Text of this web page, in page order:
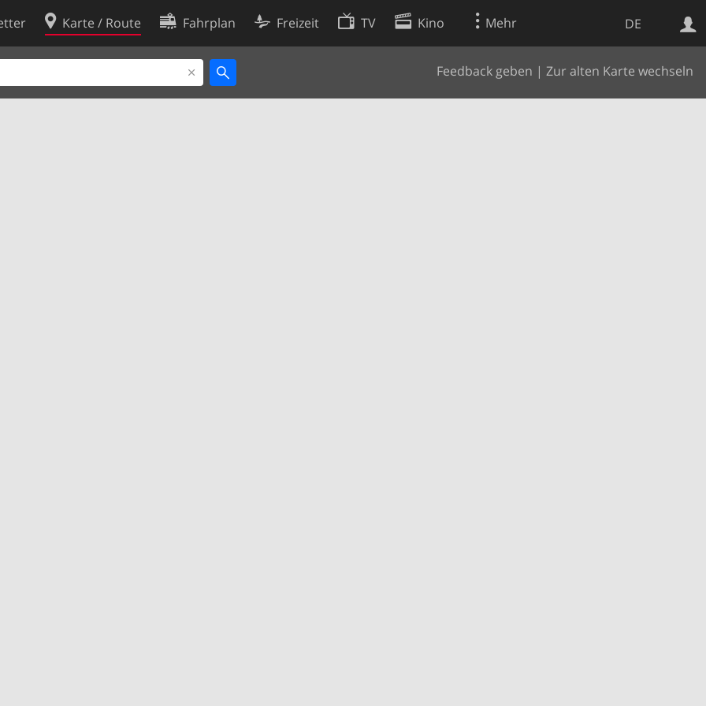
DE
Karte / Route Fahrplan Freizeit TV Kino Mehr
Feedback geben | Zur alten Karte wechseln
Websuche
Cookie-Richtlinie
Cookie-Einstellungen